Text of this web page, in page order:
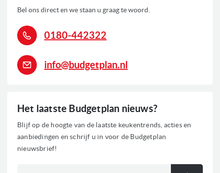
0
Het laatste Budgetplan nieuws?
Blijf op de hoogte van de laatste keukentrends, acties en
aanbiedingen en schrijf u in voor de Budgetplan
nieuwsbrief!
Bel ons direct en we staan u graag te woord.
0180-442322
info@budgetplan.nl